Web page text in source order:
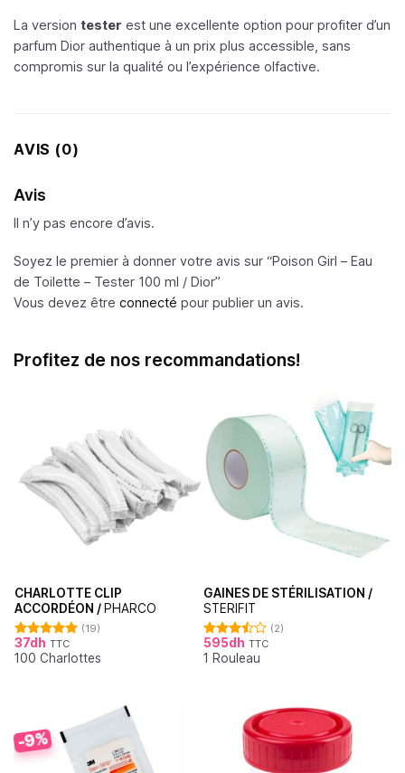
La version tester est une excellente option pour profiter d’un
parfum Dior authentique à un prix plus accessible, sans
compromis sur la qualité ou l’expérience olfactive.
AVIS (0)
Avis
Il n’y pas encore d’avis.
Soyez le premier à donner votre avis sur “Poison Girl – Eau
de Toilette – Tester 100 ml / Dior”
Vous devez être connecté pour publier un avis.
Profitez de nos recommandations!
CHARLOTTE CLIP
ACCORDÉON / PHARCO
Note4.95
sur 5
(19)
37dh TTC
100 Charlottes
GAINES DE STÉRILISATION /
STERIFIT
Note
3.50sur
(2)
595dh TTC
1 Rouleau
-9%